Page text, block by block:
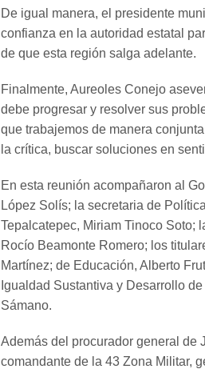
De igual manera, el presidente
confianza en la autoridad estatal
de que esta región salga adelante.
Finalmente, Aureoles Conejo
debe progresar y resolver sus
que trabajemos de manera
la crítica, buscar soluciones en
En esta reunión acompañaron al
López Solís; la secretaria de
Tepalcatepec, Miriam Tinoco Soto;
Rocío Beamonte Romero; los
Martínez; de Educación, Alberto
Igualdad Sustantiva y Desarrollo
Sámano.
Además del procurador general de
comandante de la 43 Zona Militar,